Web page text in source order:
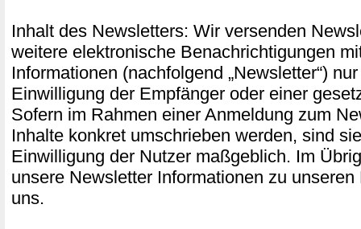
Inhalt des Newsletters: Wir versenden
weitere elektronische Benachrichtigungen
Informationen (nachfolgend „Newsletter“)
Einwilligung der Empfänger oder einer
Sofern im Rahmen einer Anmeldung zum
Inhalte konkret umschrieben werden, sind
Einwilligung der Nutzer maßgeblich. Im
unsere Newsletter Informationen zu
uns.